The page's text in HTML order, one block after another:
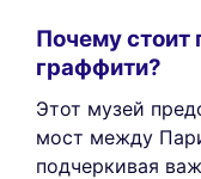
Почему стоит
граффити?
Этот музей
мост между
подчеркивая